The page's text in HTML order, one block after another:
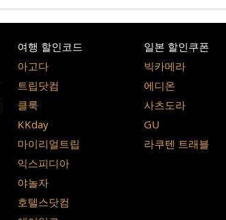
여행 할인코드
아고다
트립닷컴
클룩
KKday
마이리얼트립
익스피디아
야놀자
호텔스닷컴
일본 할인쿠폰
빅카메라
에디온
사츠도라
GU
라쿠텐 트래블